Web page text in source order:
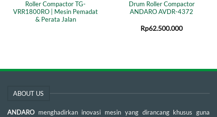
Roller Compactor TG-
VRR1800RO | Mesin Pemadat
& Perata Jalan
Drum Roller Compactor
ANDARO AVDR-4372
Rp62.500.000
ABOUT US
ANDARO menghadirkan inovasi mesin yang dirancang khusus guna